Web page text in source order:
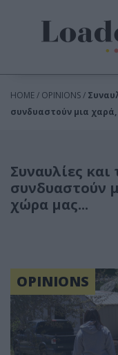
HOME / OPINIONS /
συνδυαστούν μια
Συναυλίες
συνδυαστούν
χώρα μας...
OPINIONS